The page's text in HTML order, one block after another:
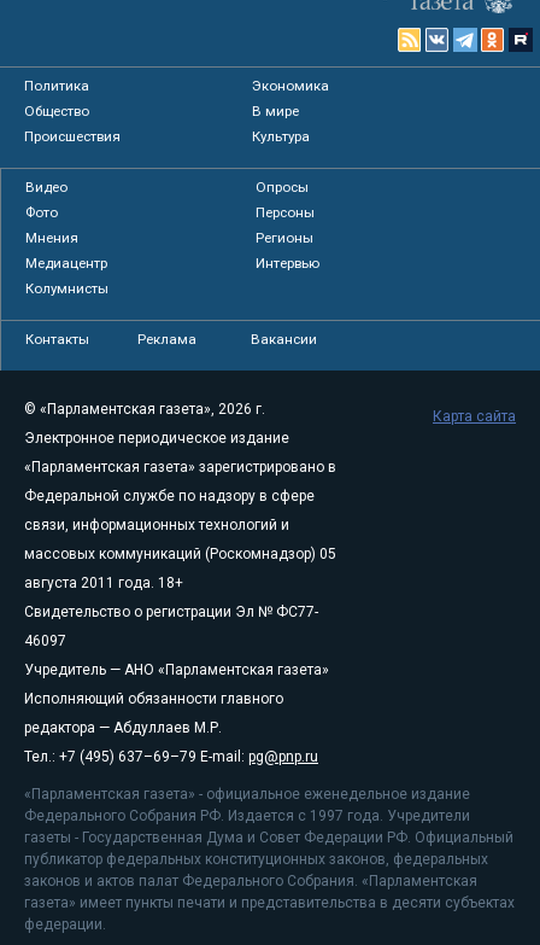
Политика
Экономика
Общество
В мире
Происшествия
Культура
Видео
Опросы
Фото
Персоны
Мнения
Регионы
Медиацентр
Интервью
Колумнисты
Контакты Реклама Вакансии
© «Парламентская газета», 2026 г.
Электронное периодическое издание
«Парламентская газета» зарегистрировано в
Федеральной службе по надзору в сфере
связи, информационных технологий и
массовых коммуникаций (Роскомнадзор) 05
августа 2011 года. 18+
Свидетельство о регистрации Эл № ФС77-
46097
Учредитель — АНО «Парламентская газета»
Исполняющий обязанности главного
редактора — Абдуллаев М.Р.
Тел.: +7 (495) 637–69–79 E-mail: pg@pnp.ru
«Парламентская газета» - официальное еженедельное издание
Федерального Собрания РФ. Издается с 1997 года. Учредители
газеты - Государственная Дума и Совет Федерации РФ. Официальный
публикатор федеральных конституционных законов, федеральных
законов и актов палат Федерального Собрания. «Парламентская
газета» имеет пункты печати и представительства в десяти субъектах
федерации.
Карта сайта